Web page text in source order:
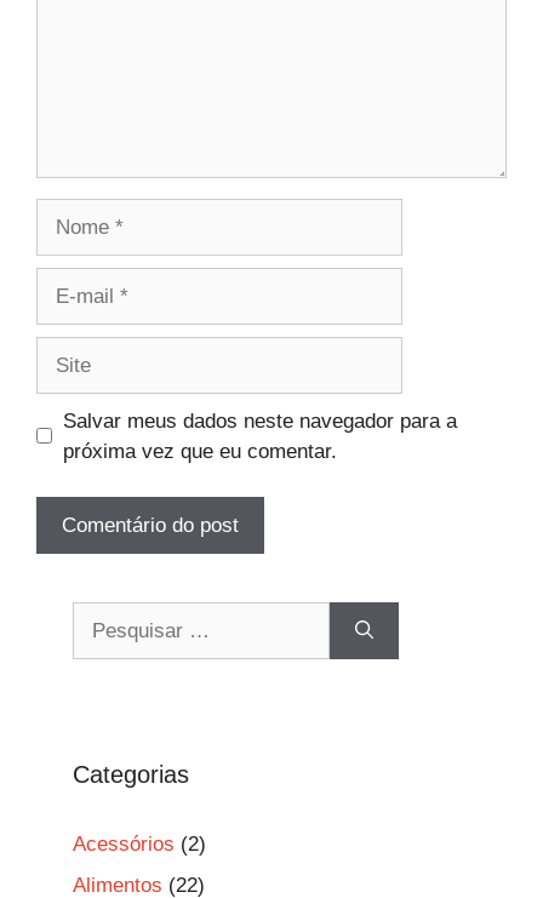
Salvar meus dados neste navegador para a
próxima vez que eu comentar.
Categorias
Acessórios (2)
Alimentos (22)